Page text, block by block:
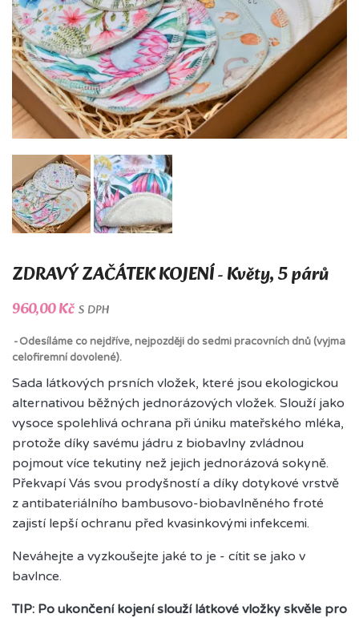
ZDRAVÝ ZAČÁTEK KOJENÍ - Květy, 5 párů
960,00 Kč S DPH
Odesíláme co nejdříve, nejpozději do sedmi pracovních dnů (vyjma
celofiremní dovolené).
Sada látkových prsních vložek, které jsou ekologickou
alternativou běžných jednorázových vložek. Slouží jako
vysoce spolehlivá ochrana při úniku mateřského mléka,
protože díky savému jádru z biobavlny zvládnou
pojmout více tekutiny než jejich jednorázová sokyně.
Překvapí Vás svou prodyšností a díky dotykové vrstvě
z antibateriálního bambusovo-biobavlněného froté
zajistí lepší ochranu před kvasinkovými infekcemi.
Neváhejte a vyzkoušejte jaké to je - cítit se jako v
bavlnce.
TIP: Po ukončení kojení slouží látkové vložky skvěle pro